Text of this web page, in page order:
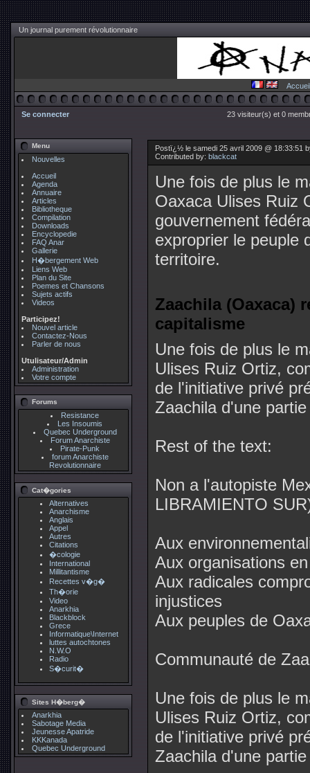
Un journal purement révolutionnaire
Accueil
Se connecter 23 visiteur(s) et 0
Menu
Nouvelles
Accueil
Agenda
Annuaire
Articles
Bibliotheque
Compilation
Downloads
Encyclopedie
FAQ Anar
Gallerie
H�bergement Web
Liens Web
Plan du Site
Poemes et Chansons
Sujets actifs
Videos
Participez!
Nouvel article
Contactez-Nous
Parler de nous
Utulisateur/Admin
Administration
Votre compte
Forums
Resistance
Les Insoumis
Quebec Underground
Forum Anarchiste
Pirate-Punk
forum Anarchiste
Revolutionnaire
Cat�gories
Alternatives
Anarchisme
Anglais
Appel
Autres
Citations
�cologie
International
Millitantisme
Recettes v�g�
Th�orie
Video
Anarkhia
Blackblock
Grece
Informatique\Internet
luttes autochtones
N.W.O
Radio
S�curit�
Sites H�berg�
Anarkhia
Sabotage Media
Jeunesse Apatride
KKKanada
Quebec Underground
Postï¿½ le samedi 25 avril 2009 @ 18:33:51
Contributed by: blackcat
Une fois de plus le
Oaxaca Ulises Ruiz
gouvernement
exproprier le peuple
territoire.
Zaachila (Oaxaca)
capitalisme
Une fois de plus le
Ulises Ruiz Ortiz,
de l'initiative privé
Zaachila d'une
Rest of the text:
Non a l'autopiste
LIBRAMIENTO
Aux
Aux organisations
Aux radicales
injustices
Aux peuples de
Communauté de
Une fois de plus le
Ulises Ruiz Ortiz,
de l'initiative privé
Zaachila d'une